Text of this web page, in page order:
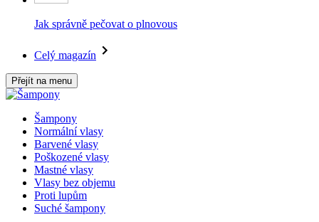
Jak správně pečovat o plnovous
Celý magazín
Přejít na menu
Šampony
Normální vlasy
Barvené vlasy
Poškozené vlasy
Mastné vlasy
Vlasy bez objemu
Proti lupům
Suché šampony